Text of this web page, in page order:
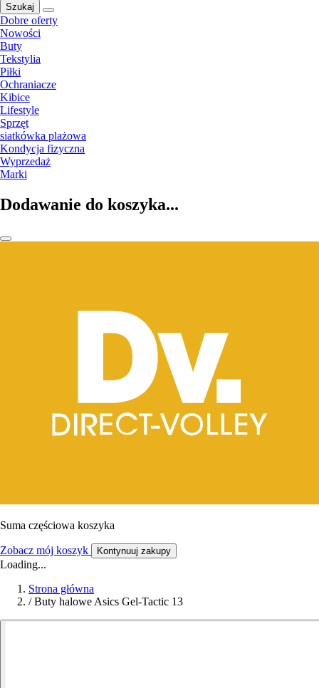
Szukaj
Dobre oferty
Nowości
Buty
Tekstylia
Piłki
Ochraniacze
Kibice
Lifestyle
Sprzęt
siatkówka plażowa
Kondycja fizyczna
Wyprzedaż
Marki
Dodawanie do koszyka...
Suma częściowa koszyka
Zobacz mój koszyk Kontynuuj zakupy
Loading...
Strona główna
/ Buty halowe Asics Gel-Tactic 13